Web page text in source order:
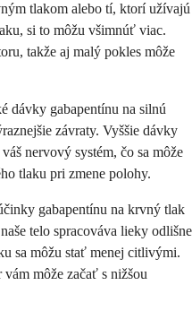
tlakom alebo tí, ktorí užívajú
si to môžu všimnúť viac.
takže aj malý pokles môže
gabapentínu na silnú
závraty. Vyššie dávky
nervový systém, čo sa môže
tlaku pri zmene polohy.
gabapentínu na krvný tlak
telo spracováva lieky odlišne
sa môžu stať menej citlivými.
môže začať s nižšou